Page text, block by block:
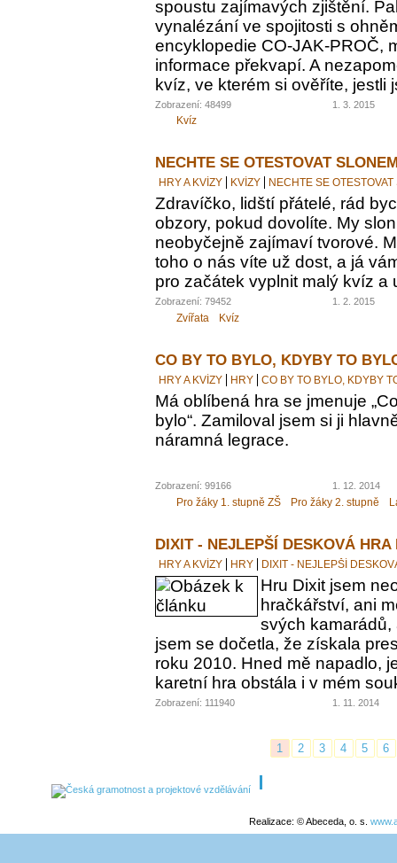
spoustu zajímavých zjištění.
vynalézání ve spojitosti s
encyklopedie CO-JAK-PROČ,
informace překvapí. A
kvíz, ve kterém si ověříte, jestli
Zobrazení: 48499 1. 3. 2015
Kvíz
NECHTE SE OTESTOVAT
HRY A KVÍZY KVÍZY NECHTE SE
Zdravíčko, lidští přátelé, rád
obzory, pokud dovolíte. My
neobyčejně zajímaví tvorové.
toho o nás víte už dost, a já
pro začátek vyplnit malý kvíz a
Zobrazení: 79452 1. 2. 2015
Zvířata Kvíz
CO BY TO BYLO, KDYBY TO
HRY A KVÍZY HRY CO BY TO BYLO, KDYBY
Má oblíbená hra se jmenuje
bylo“. Zamiloval jsem si ji
náramná legrace.
Zobrazení: 99166 1. 12. 2014
Pro žáky 1. stupně ZŠ Pro žáky 2. stupně
DIXIT - NEJLEPŠÍ DESKOVÁ HRA
HRY A KVÍZY HRY DIXIT - NEJLEPŠÍ
Hru Dixit jsem
hračkářství, ani
svých kamarádů,
jsem se dočetla, že získala
roku 2010. Hned mě napadlo,
karetní hra obstála i v mém
Zobrazení: 111940 1. 11. 2014
1 2 3 4 5 6
Realizace: © Abeceda, o. s.